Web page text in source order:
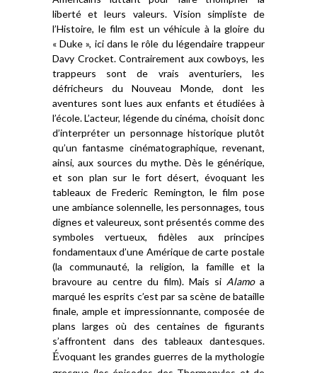
liberté et leurs valeurs. Vision simpliste de
l’Histoire, le film est un véhicule à la gloire du
« Duke », ici dans le rôle du légendaire trappeur
Davy Crocket.Contrairement aux cowboys, les
trappeurs sontde vrais aventuriers, les
défricheurs du Nouveau Monde, dont les
aventures sont lues aux enfants et étudiées à
l’école.L’acteur, légende du cinéma, choisit donc
d’interpréter un personnagehistorique plutôt
qu’un fantasme cinématographique, revenant,
ainsi, aux sources du mythe. Dès le générique,
et son plan sur le fort désert, évoquant les
tableaux de Frederic Remington, le film pose
une ambiance solennelle, les personnages, tous
dignes et valeureux, sont présentés comme des
symboles vertueux, fidèles aux principes
fondamentauxd’une Amérique de carte postale
(la communauté, la religion, la famille et la
bravoure au centre du film). Mais si Alamoa
marqué les esprits c’est par sa scène de bataille
finale, ample et impressionnante, composée de
plans larges où des centaines de figurants
s’affrontent
dans des tableaux dantesques.
Évoquant les grandes guerres de la mythologie